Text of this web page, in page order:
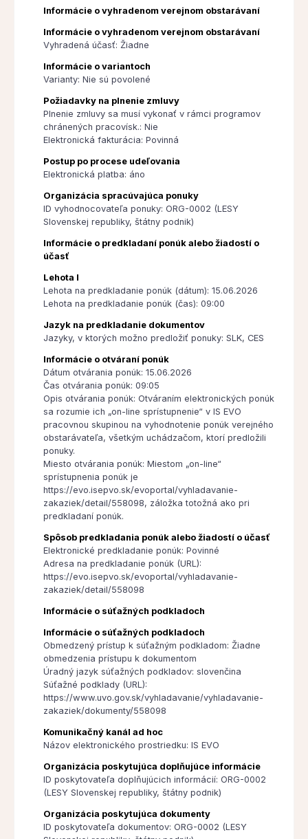
Informácie o vyhradenom verejnom obstarávaní
Informácie o vyhradenom verejnom obstarávaní
Vyhradená účasť: Žiadne
Informácie o variantoch
Varianty: Nie sú povolené
Požiadavky na plnenie zmluvy
Plnenie zmluvy sa musí vykonať v rámci programov
chránených pracovísk.: Nie
Elektronická fakturácia: Povinná
Postup po procese udeľovania
Elektronická platba: áno
Organizácia spracúvajúca ponuky
ID vyhodnocovateľa ponuky: ORG-0002 (LESY
Slovenskej republiky, štátny podnik)
Informácie o predkladaní ponúk alebo žiadostí o
účasť
Lehota I
Lehota na predkladanie ponúk (dátum): 15.06.2026
Lehota na predkladanie ponúk (čas): 09:00
Jazyk na predkladanie dokumentov
Jazyky, v ktorých možno predložiť ponuky: SLK, CES
Informácie o otváraní ponúk
Dátum otvárania ponúk: 15.06.2026
Čas otvárania ponúk: 09:05
Opis otvárania ponúk: Otváraním elektronických ponúk
sa rozumie ich „on-line sprístupnenie“ v IS EVO
pracovnou skupinou na vyhodnotenie ponúk verejného
obstarávateľa, všetkým uchádzačom, ktorí predložili
ponuky.
Miesto otvárania ponúk: Miestom „on-line“
sprístupnenia ponúk je
https://evo.isepvo.sk/evoportal/vyhladavanie-
zakaziek/detail/558098, záložka totožná ako pri
predkladaní ponúk.
Spôsob predkladania ponúk alebo žiadostí o účasť
Elektronické predkladanie ponúk: Povinné
Adresa na predkladanie ponúk (URL):
https://evo.isepvo.sk/evoportal/vyhladavanie-
zakaziek/detail/558098
Informácie o súťažných podkladoch
Informácie o súťažných podkladoch
Obmedzený prístup k súťažným podkladom: Žiadne
obmedzenia prístupu k dokumentom
Úradný jazyk súťažných podkladov: slovenčina
Súťažné podklady (URL):
https://www.uvo.gov.sk/vyhladavanie/vyhladavanie-
zakaziek/dokumenty/558098
Komunikačný kanál ad hoc
Názov elektronického prostriedku: IS EVO
Organizácia poskytujúca doplňujúce informácie
ID poskytovateľa doplňujúcich informácií: ORG-0002
(LESY Slovenskej republiky, štátny podnik)
Organizácia poskytujúca dokumenty
ID poskytovateľa dokumentov: ORG-0002 (LESY